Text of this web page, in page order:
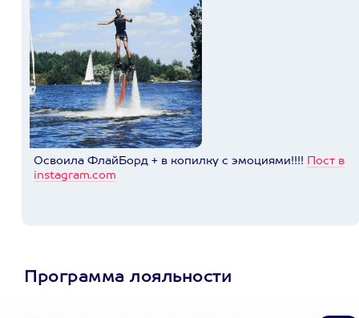
Освоила ФлайБорд + в копилку с эмоциями!!!! Пост в
instagram.com
Программа лояльности